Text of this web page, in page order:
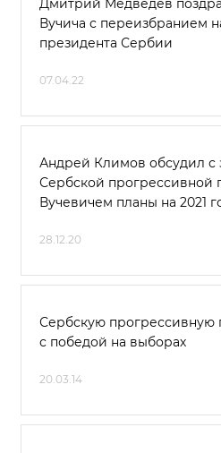
Дмитрий Медведев
Вучича с переизбранием
президента Сербии
07.04.22
Андрей Климов обсудил с
Сербской
Вучевичем планы на 2021
28.12.20
Сербскую прогрессивную
с победой на выборах
20.03.14